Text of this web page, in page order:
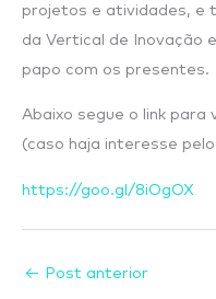
projetos e atividades, e
da Vertical de Inovação
papo com os presentes.
Abaixo segue o link para
(caso haja interesse
https://goo.gl/8iOgOX
← Post anterior